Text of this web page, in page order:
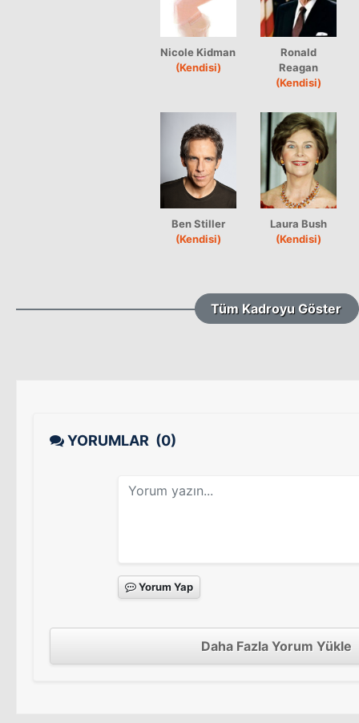
Nicole Kidman
(Kendisi)
Ronald
Reagan
(Kendisi)
Ben Stiller
(Kendisi)
Laura Bush
(Kendisi)
Tüm Kadroyu Göster
YORUMLAR (0)
Yorum Yap
Daha Fazla Yorum Yükle